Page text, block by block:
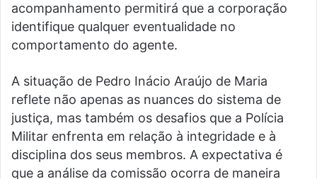
acompanhamento permitirá que a corporação
identifique qualquer eventualidade no
comportamento do agente.
A situação de Pedro Inácio Araújo de Maria
reflete não apenas as nuances do sistema de
justiça, mas também os desafios que a Polícia
Militar enfrenta em relação à integridade e à
disciplina dos seus membros. A expectativa é
que a análise da comissão ocorra de maneira